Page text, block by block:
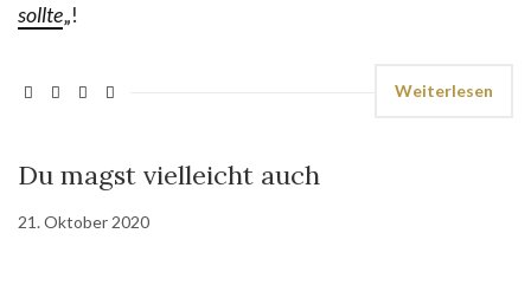
sollte„!
Weiterlesen
Du magst vielleicht auch
21. Oktober 2020